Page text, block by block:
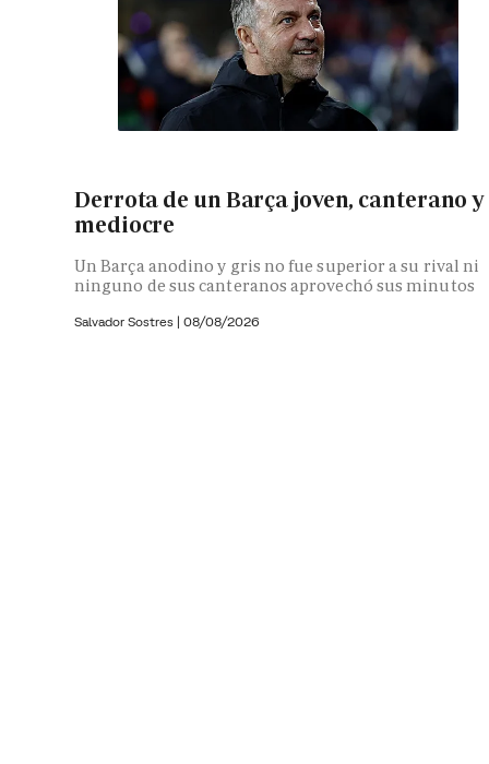
Derrota de un Barça joven, canterano y
mediocre
Un Barça anodino y gris no fue superior a su rival ni
ninguno de sus canteranos aprovechó sus minutos
Salvador Sostres | 08/08/2026